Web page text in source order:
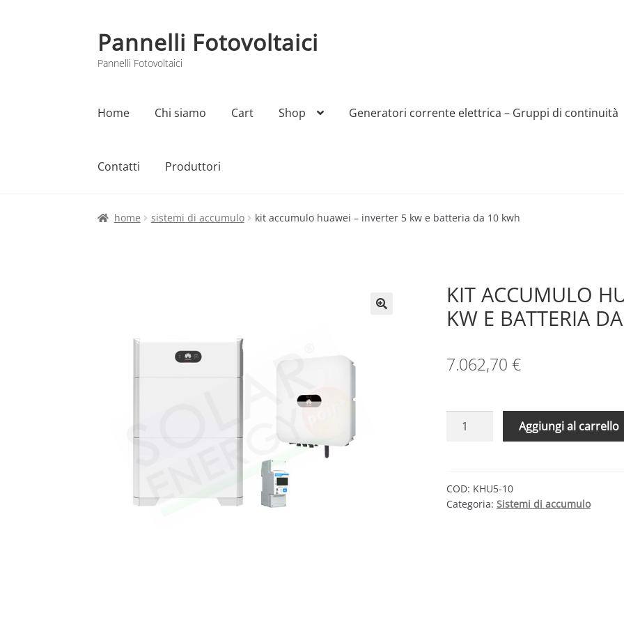
Vai
alla
navigazione
Vai
al
contenuto
Pannelli Fotovoltaici
Pannelli Fotovoltaici
Home Chi siamo Cart Shop Generatori corrente elettrica – Gruppi di continuità
Contatti Produttori
Home Cart Checkout Chi siamo Contatti My account Produttori Sample Page Shop
home sistemi di accumulo kit accumulo huawei – inverter 5 kw e batteria da 10 kwh
KIT ACCUMULO
KW E BATTERIA
7.062,70 €
INVERTER
5
Aggiungi al carrello
COD: KHU5-10
Categoria: Sistemi di accumulo